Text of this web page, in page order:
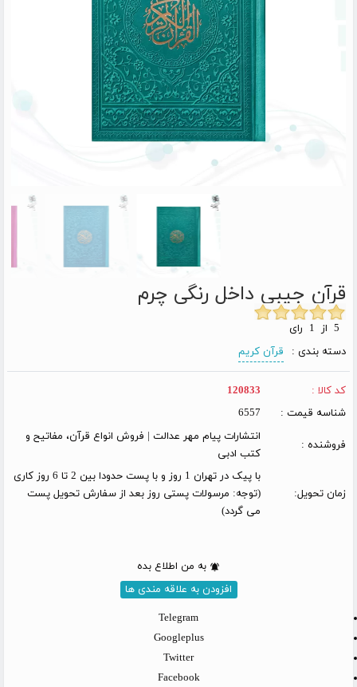
قرآن جیبی داخل رنگی چرم
دسته بندی :
قرآن کریم
کد کالا :
120833
شناسه قیمت :
6557
فروشنده :
انتشارات پیام مهر عدالت | فروش انواع قرآن، مفاتیح و
کتب ادبی
زمان تحویل:
با پیک در تهران 1 روز و با پست حدودا بین 2 تا 6 روز کاری
(توجه: مرسولات پستی روز بعد از سفارش تحویل پست
می گردد)
به من اطلاع بده
افزودن به علاقه مندی ها
Telegram
Googleplus
Twitter
Facebook